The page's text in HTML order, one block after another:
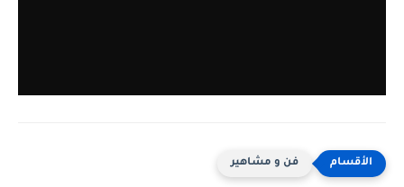
فن و مشاهير